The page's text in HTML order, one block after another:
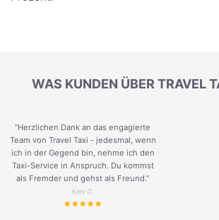
WAS KUNDEN ÜBER TRAVEL
“Herzlichen Dank an das engagierte
Team von Travel Taxi - jedesmal, wenn
ich in der Gegend bin, nehme ich den
Taxi-Service in Anspruch. Du kommst
als Fremder und gehst als Freund.”
Keni G.